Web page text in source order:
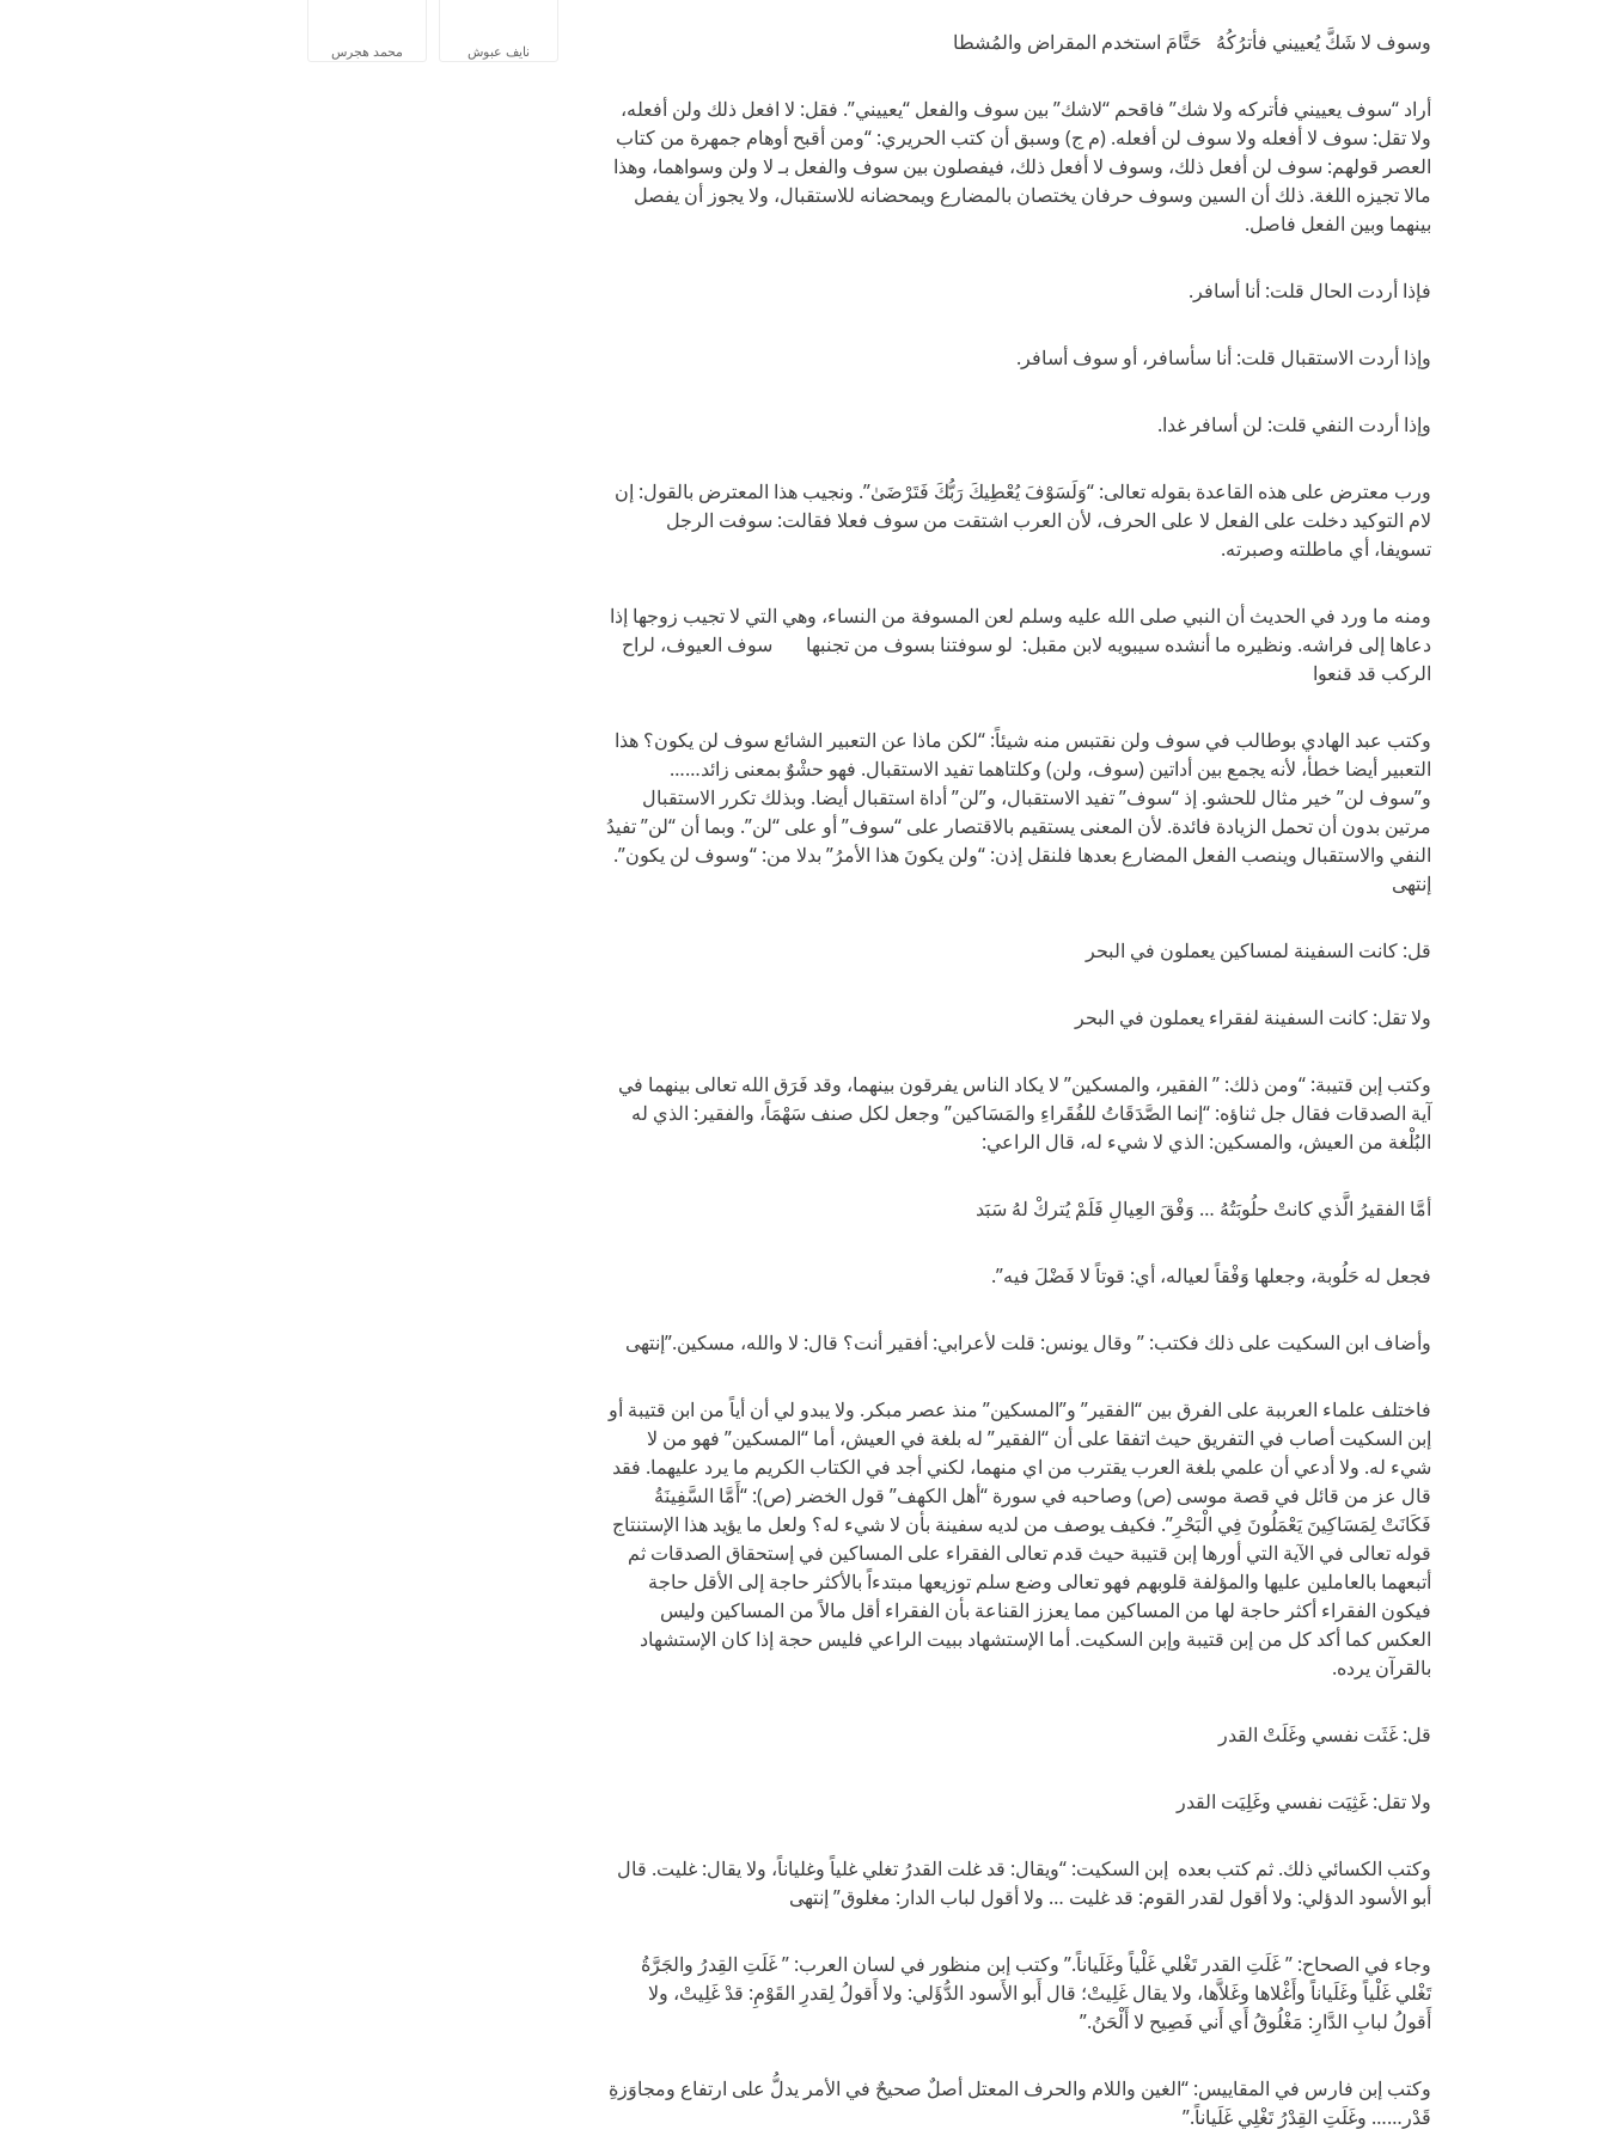
وسوف لا شَكَّ يُعييني فأترُكُهُ حَتَّامَ استخدم المقراض والمُشطا
أراد “سوف يعييني فأتركه ولا شك” فاقحم “لاشك” بين سوف والفعل “يعييني”. فقل: لا افعل ذلك ولن أفعله،
ولا تقل: سوف لا أفعله ولا سوف لن أفعله. (م ج) وسبق أن كتب الحريري: “ومن أقبح أوهام جمهرة من كتاب
العصر قولهم: سوف لن أفعل ذلك، وسوف لا أفعل ذلك، فيفصلون بين سوف والفعل بـ لا ولن وسواهما، وهذا
مالا تجيزه اللغة. ذلك أن السين وسوف حرفان يختصان بالمضارع ويمحضانه للاستقبال، ولا يجوز أن يفصل
بينهما وبين الفعل فاصل.
فإذا أردت الحال قلت: أنا أسافر.
وإذا أردت الاستقبال قلت: أنا سأسافر، أو سوف أسافر.
وإذا أردت النفي قلت: لن أسافر غدا.
ورب معترض على هذه القاعدة بقوله تعالى: “وَلَسَوْفَ يُعْطِيكَ رَبُّكَ فَتَرْضَىٰ”. ونجيب هذا المعترض بالقول: إن
لام التوكيد دخلت على الفعل لا على الحرف، لأن العرب اشتقت من سوف فعلا فقالت: سوفت الرجل
تسويفا، أي ماطلته وصبرته.
ومنه ما ورد في الحديث أن النبي صلى الله عليه وسلم لعن المسوفة من النساء، وهي التي لا تجيب زوجها إذا
دعاها إلى فراشه. ونظيره ما أنشده سيبويه لابن مقبل: لو سوفتنا بسوف من تجنبها سوف العيوف، لراح
الركب قد قنعوا
وكتب عبد الهادي بوطالب في سوف ولن نقتبس منه شيئاً: “لكن ماذا عن التعبير الشائع سوف لن يكون؟ هذا
التعبير أيضا خطأ، لأنه يجمع بين أداتين (سوف، ولن) وكلتاهما تفيد الاستقبال. فهو حشْوٌ بمعنى زائد……
و”سوف لن” خير مثال للحشو. إذ “سوف” تفيد الاستقبال، و”لن” أداة استقبال أيضا. وبذلك تكرر الاستقبال
مرتين بدون أن تحمل الزيادة فائدة. لأن المعنى يستقيم بالاقتصار على “سوف” أو على “لن”. وبما أن “لن” تفيدُ
النفي والاستقبال وينصب الفعل المضارع بعدها فلنقل إذن: “ولن يكونَ هذا الأمرُ” بدلا من: “وسوف لن يكون”.
إنتهى
قل: كانت السفينة لمساكين يعملون في البحر
ولا تقل: كانت السفينة لفقراء يعملون في البحر
وكتب إبن قتيبة: “ومن ذلك: ” الفقير، والمسكين” لا يكاد الناس يفرقون بينهما، وقد فَرَق الله تعالى بينهما في
آية الصدقات فقال جل ثناؤه: “إنما الصَّدَقَاتُ للفُقَراءِ والمَسَاكين” وجعل لكل صنف سَهْمَاً، والفقير: الذي له
البُلْغة من العيش، والمسكين: الذي لا شيء له، قال الراعي:
أمَّا الفقيرُ الَّذي كانتْ حلُوبَتُهُ … وَفْقَ العِيالِ فَلَمْ يُتركْ لهُ سَبَد
فجعل له حَلُوبة، وجعلها وَفْقاً لعياله، أي: قوتاً لا فَضْلَ فيه”.
وأضاف ابن السكيت على ذلك فكتب: ” وقال يونس: قلت لأعرابي: أفقير أنت؟ قال: لا والله، مسكين.”إنتهى
فاختلف علماء العرببة على الفرق بين “الفقير” و”المسكين” منذ عصر مبكر. ولا يبدو لي أن أياً من ابن قتيبة أو
إبن السكيت أصاب في التفريق حيث اتفقا على أن “الفقير” له بلغة في العيش، أما “المسكين” فهو من لا
شيء له. ولا أدعي أن علمي بلغة العرب يقترب من اي منهما، لكني أجد في الكتاب الكريم ما يرد عليهما. فقد
قال عز من قائل في قصة موسى (ص) وصاحبه في سورة “أهل الكهف” قول الخضر (ص): “أَمَّا السَّفِينَةُ
فَكَانَتْ لِمَسَاكِينَ يَعْمَلُونَ فِي الْبَحْرِ”. فكيف يوصف من لديه سفينة بأن لا شيء له؟ ولعل ما يؤيد هذا الإستنتاج
قوله تعالى في الآية التي أورها إبن قتيبة حيث قدم تعالى الفقراء على المساكين في إستحقاق الصدقات ثم
أتبعهما بالعاملين عليها والمؤلفة قلوبهم فهو تعالى وضع سلم توزيعها مبتدءاً بالأكثر حاجة إلى الأقل حاجة
فيكون الفقراء أكثر حاجة لها من المساكين مما يعزز القناعة بأن الفقراء أقل مالاً من المساكين وليس
العكس كما أكد كل من إبن قتيبة وإبن السكيت. أما الإستشهاد ببيت الراعي فليس حجة إذا كان الإستشهاد
بالقرآن يرده.
قل: غَثَت نفسي وغَلَتْ القدر
ولا تقل: غَثِيَت نفسي وغَلِيَت القدر
وكتب الكسائي ذلك. ثم كتب بعده إبن السكيت: “ويقال: قد غلت القدرُ تغلي غلياً وغلياناً، ولا يقال: غليت. قال
أبو الأسود الدؤلي: ولا أقول لقدر القوم: قد غليت … ولا أقول لباب الدار: مغلوق” إنتهى
وجاء في الصحاح: ” غَلَتِ القدر تَغْلي غَلْياً وغَلَياناً.” وكتب إبن منظور في لسان العرب: ” غَلَتِ القِدرُ والجَرَّةُ
تَغْلي غَلْياً وغَلَياناً وأَغْلاها وغَلاَّها، ولا يقال غَلِيتْ؛ قال أَبو الأَسود الدُّؤَلي: ولا أَقولُ لِقدرِ القَوْمِ: قدْ غَلِيتْ، ولا
أَقولُ لبابِ الدَّارِ: مَغْلُوقُ أَي أَني فَصِيح لا أَلْحَنُ.”
وكتب إبن فارس في المقاييس: “الغين واللام والحرف المعتل أصلٌ صحيحٌ في الأمر يدلُّ على ارتفاع ومجاوَزةِ
قَدْر…… وغَلَتِ القِدْرُ تَغْلِي غَلَياناً.”
نايف عبوش محمد هجرس